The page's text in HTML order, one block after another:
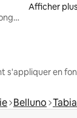
Locations moyenne et longue durée
Afficher plus
s'appliquer en
Belluno